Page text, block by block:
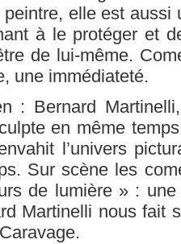
elle est aussi
à le protéger et
de lui-même.
une immédiateté.
: Bernard
en même
l’univers
Sur scène les
de lumière » :
Martinelli nous fait